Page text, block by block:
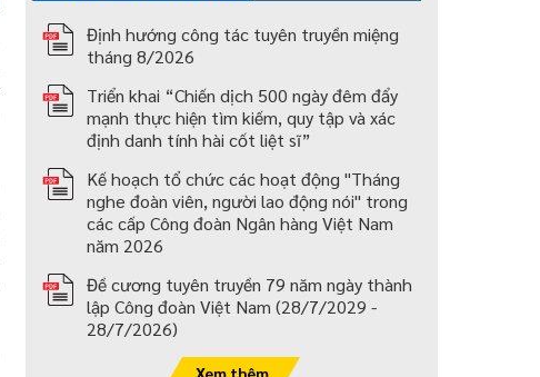
Định hướng công tác tuyên truyền miệng
tháng 8/2026
Triển khai “Chiến dịch 500 ngày đêm đẩy
mạnh thực hiện tìm kiếm, quy tập và xác
định danh tính hài cốt liệt sĩ”
Kế hoạch tổ chức các hoạt động "Tháng
nghe đoàn viên, người lao động nói" trong
các cấp Công đoàn Ngân hàng Việt Nam
năm 2026
Đề cương tuyên truyền 79 năm ngày thành
lập Công đoàn Việt Nam (28/7/2029 -
28/7/2026)
Xem thêm